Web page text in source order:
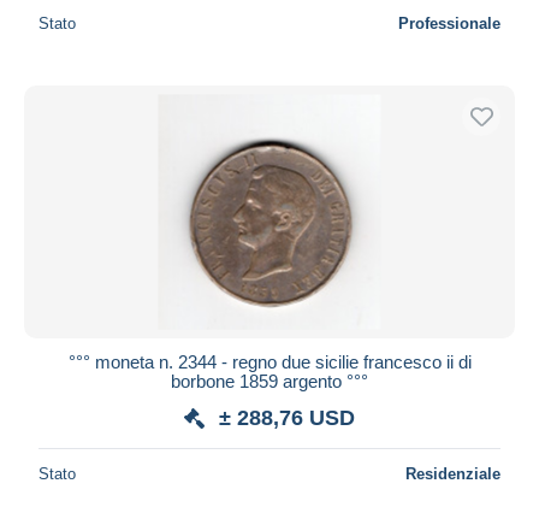
Stato Professionale
°°° moneta n. 2344 - regno due sicilie francesco ii di
borbone 1859 argento °°°
± 288,76 USD
Stato Residenziale